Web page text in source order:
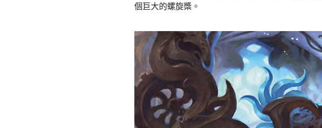
個巨大的螺旋槳。